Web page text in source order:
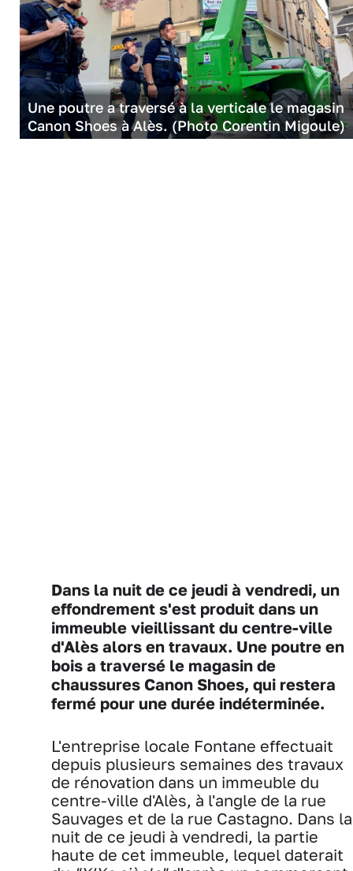
Une poutre a traversé à la verticale le magasin
Canon Shoes à Alès. (Photo Corentin Migoule)
Dans la nuit de ce jeudi à vendredi, un
effondrement s'est produit dans un
immeuble vieillissant du centre-ville
d'Alès alors en travaux. Une poutre en
bois a traversé le magasin de
chaussures Canon Shoes, qui restera
fermé pour une durée indéterminée.
L'entreprise locale Fontane effectuait
depuis plusieurs semaines des travaux
de rénovation dans un immeuble du
centre-ville d'Alès, à l'angle de la rue
Sauvages et de la rue Castagno. Dans la
nuit de ce jeudi à vendredi, la partie
haute de cet immeuble, lequel daterait